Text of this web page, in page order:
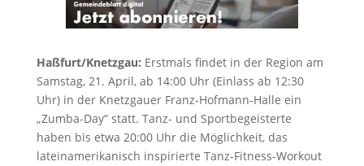
Haßfurt/Knetzgau: Erstmals findet in der Region am
Samstag, 21. April, ab 14:00 Uhr (Einlass ab 12:30
Uhr) in der Knetzgauer Franz-Hofmann-Halle ein
„Zumba-Day“ statt. Tanz- und Sportbegeisterte
haben bis etwa 20:00 Uhr die Möglichkeit, das
lateinamerikanisch inspirierte Tanz-Fitness-Workout